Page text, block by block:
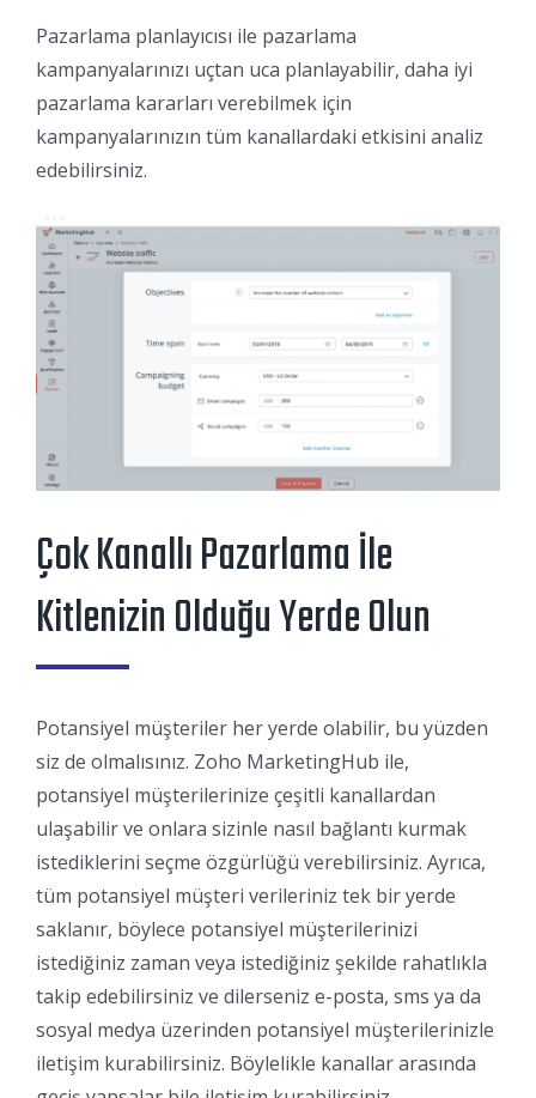
Pazarlama planlayıcısı ile pazarlama
kampanyalarınızı uçtan uca planlayabilir, daha iyi
pazarlama kararları verebilmek için
kampanyalarınızın tüm kanallardaki etkisini analiz
edebilirsiniz.
Çok Kanallı Pazarlama İle
Kitlenizin Olduğu Yerde Olun
Potansiyel müşteriler her yerde olabilir, bu yüzden
siz de olmalısınız. Zoho MarketingHub ile,
potansiyel müşterilerinize çeşitli kanallardan
ulaşabilir ve onlara sizinle nasıl bağlantı kurmak
istediklerini seçme özgürlüğü verebilirsiniz. Ayrıca,
tüm potansiyel müşteri verileriniz tek bir yerde
saklanır, böylece potansiyel müşterilerinizi
istediğiniz zaman veya istediğiniz şekilde rahatlıkla
takip edebilirsiniz ve dilerseniz e-posta, sms ya da
sosyal medya üzerinden potansiyel müşterilerinizle
iletişim kurabilirsiniz. Böylelikle kanallar arasında